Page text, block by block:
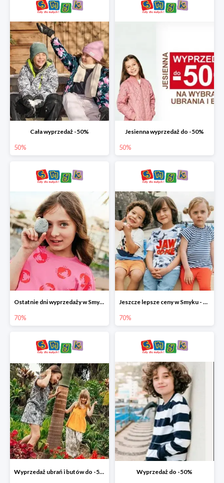
Cała wyprzedaż -50%
50%
Jesienna wyprzedaż do -50%
50%
Ostatnie dni wyprzedaży w Smyku - ubrania i buty do -70%
70%
Jeszcze lepsze ceny w Smyku - ubrania i buty do -70%
70%
Wyprzedaż ubrań i butów do -50% Wyprzedaż do -50%